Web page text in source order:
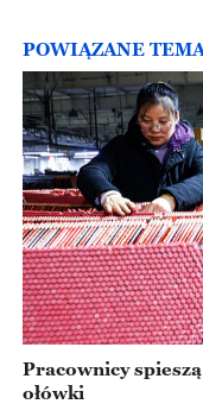
POWIĄZANE
Pracownicy
ołówki